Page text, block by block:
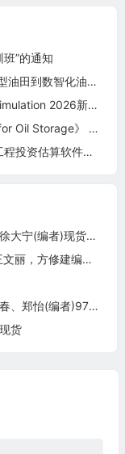
”的通知
化油田的系统性布局
2026新版本发布
油罐》（中英文对照版）
算软件新版本发布
工人技术问答系列丛书
业出版社9787518303670
者)9787511430984
货